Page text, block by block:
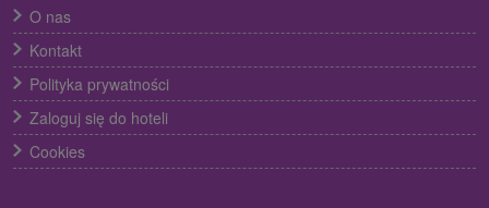
O nas
Kontakt
Polityka prywatności
Zaloguj się do hoteli
Cookies